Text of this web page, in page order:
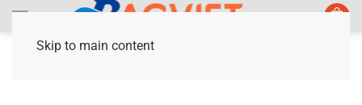
Skip to main content